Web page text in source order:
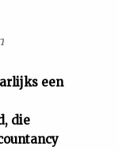
een
die